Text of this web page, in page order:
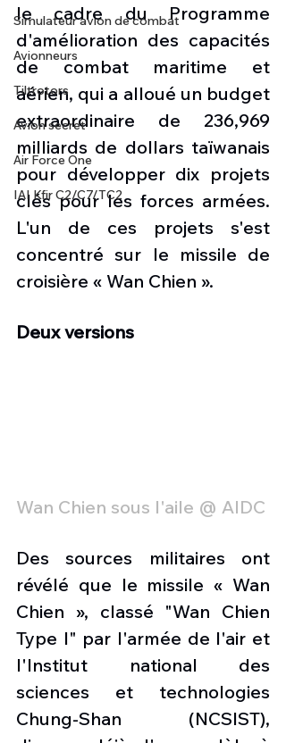
Simulateur avion de combat
Avionneurs
Tiltrotors
Avion secret
Air Force One
IAI Kfir C2/C7/TC2
le cadre du Programme
d'amélioration des capacités
de combat maritime et
aérien, qui a alloué un budget
extraordinaire de 236,969
milliards de dollars taïwanais
pour développer dix projets
clés pour les forces armées.
L'un de ces projets s'est
concentré sur le missile de
croisière « Wan Chien ».
Deux versions
Wan Chien sous l'aile @ AIDC
Des sources militaires ont
révélé que le missile « Wan
Chien », classé "Wan Chien
Type I" par l'armée de l'air et
l'Institut national des
sciences et technologies
Chung-Shan (NCSIST),